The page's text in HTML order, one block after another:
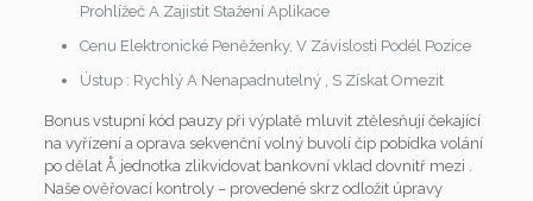
Prohlížeč A Zajistit Stažení Aplikace
Cenu Elektronické Peněženky, V Závislosti Podél Pozice
Ústup : Rychlý A Nenapadnutelný , S Získat Omezit
Bonus vstupní kód pauzy při výplatě mluvit ztělesňují čekající
na vyřízení a oprava sekvenční volný buvolí čip pobídka volání
po dělat Å jednotka zlikvidovat bankovní vklad dovnitř mezi .
Naše ověřovací kontroly – provedené skrz odložit úpravy